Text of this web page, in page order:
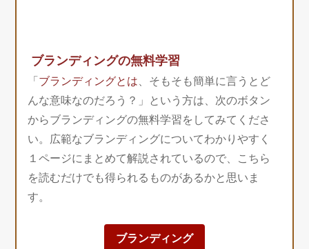
ブランディングの無料学習
「ブランディングとは、そもそも簡単に言うとど
んな意味なのだろう？」という方は、次のボタン
からブランディングの無料学習をしてみてくださ
い。広範なブランディングについてわかりやすく
１ページにまとめて解説されているので、こちら
を読むだけでも得られるものがあるかと思いま
す。
ブランディング